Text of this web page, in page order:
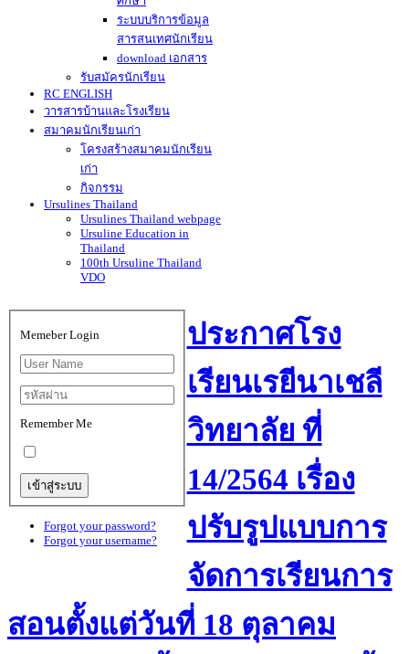
ระบบบริการข้อมูล
สารสนเทศนักเรียน
download เอกสาร
รับสมัครนักเรียน
RC ENGLISH
วารสารบ้านและโรงเรียน
สมาคมนักเรียนเก่า
โครงสร้างสมาคมนักเรียน
เก่า
กิจกรรม
Ursulines Thailand
Ursulines Thailand webpage
Ursuline Education in
Thailand
100th Ursuline Thailand
VDO
Memeber Login
Remember Me
Forgot your password?
Forgot your username?
ประกาศโรง
เรียนเรยีนาเชลี
วิทยาลัย ที่
14/2564 เรื่อง
ปรับรูปแบบการ
จัดการเรียนการ
สอนตั้งแต่วันที่ 18 ตุลาคม